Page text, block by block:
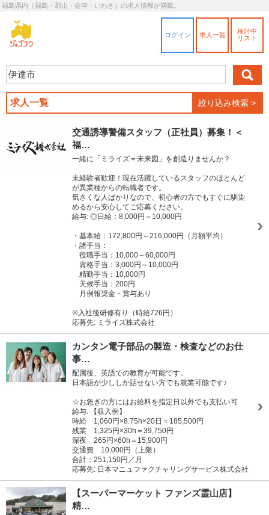
福島県内（福島・郡山・会津・いわき）の求人情報が満載。
ログイン 求人一覧
検討中
リスト
求人一覧 絞り込み検索 >
交通誘導警備スタッフ（正社員）募集！＜
福…
一緒に「ミライズ＝未来図」を創造りませんか？
未経験者歓迎！現在活躍しているスタッフのほとんど
が異業種からの転職者です。
気さくな人ばかりなので、初心者の方でもすぐに馴染
めるから安心してご応募ください。
給与: ◎日給：8,000円～10,000円
・基本給：172,800円～216,000円（月額平均）
・諸手当：
役職手当：10,000～60,000円
資格手当：3,000円～10,000円
精勤手当：10,000円
天候手当：200円
月例報奨金・賞与あり
※入社後研修有り（時給726円）
応募先: ミライズ株式会社
カンタン電子部品の製造・検査などのお仕
事…
配属後、英語での教育が可能です。
日本語が少ししか話せない方でも就業可能です♪
☆お急ぎの方にはお給料を指定日以外でも支払い可
給与: 【収入例】
時給 1,060円×8.75h×20日＝185,500円
残業 1,325円×30h＝39,750円
深夜 265円×60h＝15,900円
交通費 10,000円（上限）
合計：251,150円／月
応募先: 日本マニュファクチャリングサービス株式会社
【スーパーマーケット ファンズ霊山店】
精…